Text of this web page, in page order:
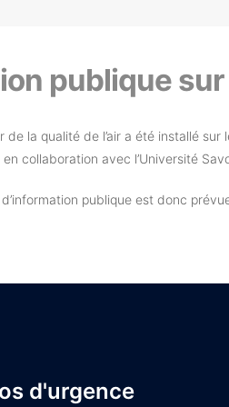
publique sur
de la qualité de l’air a été installé
collaboration avec l’Université
publique est donc
d'urgence